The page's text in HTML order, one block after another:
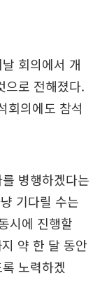
회의에서 개
으로 전해졌다.
회의에도 참석
병행하겠다는
기다릴 수는
시에 진행할
약 한 달 동안
노력하겠